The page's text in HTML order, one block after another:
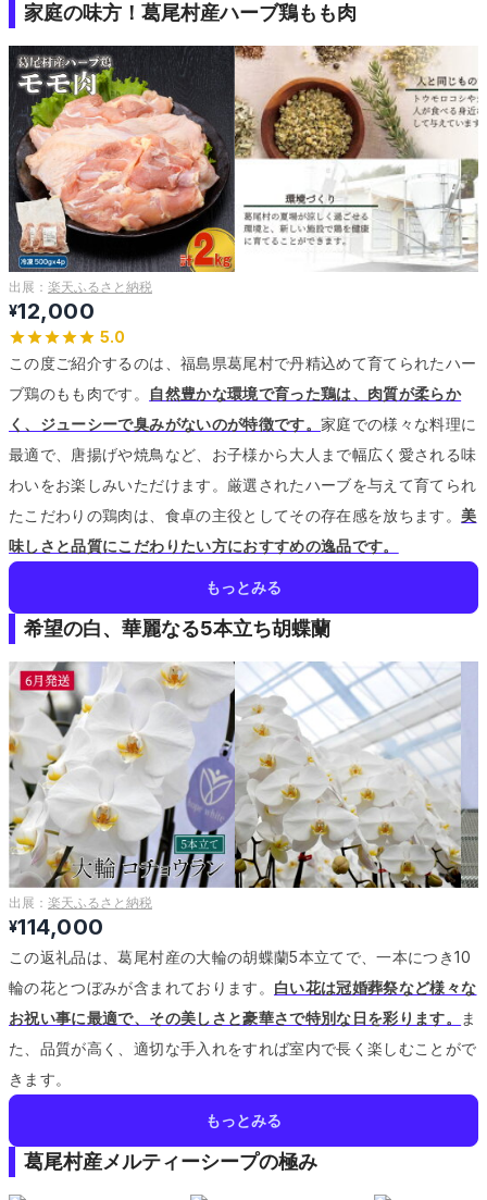
家庭の味方！葛尾村産ハーブ鶏もも肉
出展： 楽天ふるさと納税
¥12,000
5.0
この度ご紹介するのは、福島県葛尾村で丹精込めて育てられたハー
ブ鶏のもも肉です。
自然豊かな環境で育った鶏は、肉質が柔らか
く、ジューシーで臭みがないのが特徴です。 家庭での様々な料理に
最適で、唐揚げや焼鳥など、お子様から大人まで幅広く愛される味
わいをお楽しみいただけます。 厳選されたハーブを与えて育てられ
たこだわりの鶏肉は、食卓の主役としてその存在感を放ちます。美
味しさと品質にこだわりたい方におすすめの逸品です。
もっとみる
希望の白、華麗なる5本立ち胡蝶蘭
出展： 楽天ふるさと納税
¥114,000
この返礼品は、葛尾村産の大輪の胡蝶蘭5本立てで、一本につき10
輪の花とつぼみが含まれております。 白い花は冠婚葬祭など様々な
お祝い事に最適で、その美しさと豪華さで特別な日を彩ります。
ま
た、品質が高く、適切な手入れをすれば室内で長く楽しむことがで
きます。
もっとみる
葛尾村産メルティーシープの極み